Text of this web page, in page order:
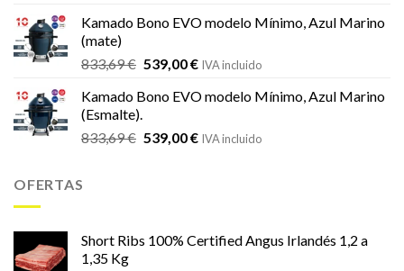
era:
es:
Kamado Bono EVO modelo Mínimo, Azul Marino
(mate)
833,69€ El
original
era:
833,69 €.
539,00€El
actual
539,00 €.
IVA incluido
Kamado Bono EVO modelo Mínimo, Azul Marino
(Esmalte).
833,69€ El
539,00€ElIVA incluido
OFERTAS
Short Ribs 100% Certified Angus Irlandés 1,2 a
1,35 Kg